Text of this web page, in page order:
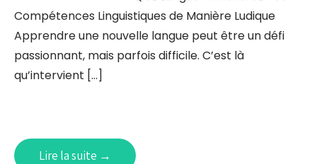
Compétences Linguistiques de Manière Ludique
Apprendre une nouvelle langue peut être un défi
passionnant, mais parfois difficile. C’est là
qu’intervient […]
Lire la suite →